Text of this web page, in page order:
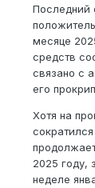
Последний
месяце
средств
связано с
его
Хотя на
2025 году,
неделе